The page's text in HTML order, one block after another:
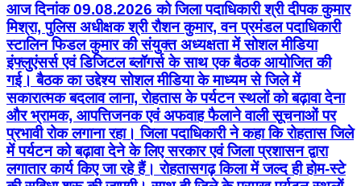
आज दिनांक 09.08.2026 को जिला पदाधिकारी श्री दीपक कुमार
मिश्रा, पुलिस अधीक्षक श्री रौशन कुमार, वन प्रमंडल पदाधिकारी
स्टालिन फिडल कुमार की संयुक्त अध्यक्षता में सोशल मीडिया
इंफ्लुएंसर्स एवं डिजिटल ब्लॉगर्स के साथ एक बैठक आयोजित की
गई। बैठक का उद्देश्य सोशल मीडिया के माध्यम से जिले में
सकारात्मक बदलाव लाना, रोहतास के पर्यटन स्थलों को बढ़ावा देना
और भ्रामक, आपत्तिजनक एवं अफवाह फैलाने वाली सूचनाओं पर
प्रभावी रोक लगाना रहा। जिला पदाधिकारी ने कहा कि रोहतास जिले
में पर्यटन को बढ़ावा देने के लिए सरकार एवं जिला प्रशासन द्वारा
लगातार कार्य किए जा रहे हैं। रोहतासगढ़ किला में जल्द ही होम-स्टे